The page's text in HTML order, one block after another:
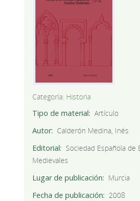
Categoría: Historia
Tipo de material
Artículo
Autor
Calderón Medina, Inés
Editorial
Sociedad Española de
Medievales
Lugar de publicación
Murcia
Fecha de publicación
2008